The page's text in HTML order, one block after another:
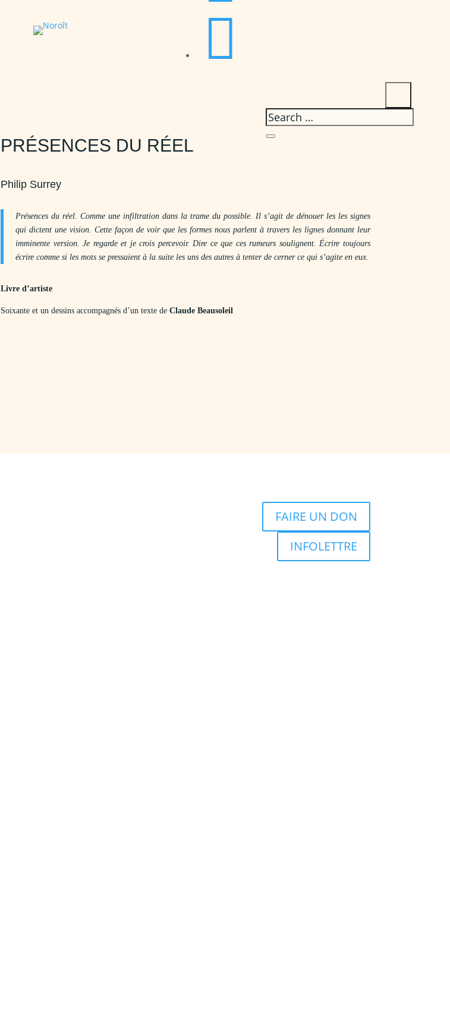

PRÉSENCES DU RÉEL
Philip Surrey
Présences du réel. Comme une infiltration dans la trame du possible. Il s’agit de dénouer les les signes
qui dictent une vision. Cette façon de voir que les formes nous parlent à travers les lignes donnant leur
imminente version. Je regarde et je crois percevoir. Dire ce que ces rumeurs soulignent. Écrire toujours
écrire comme si les mots se pressaient à la suite les uns des autres à tenter de cerner ce qui s’agite en eux.
Livre d’artiste
Soixante et un dessins accompagnés d’un texte deClaude Beausoleil
FAIRE UN DON
INFOLETTRE